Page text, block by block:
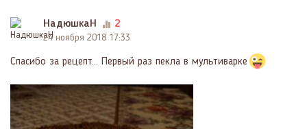
НадюшкаН 2
24 ноября 2018 17:33
Спасибо за рецепт... Первый раз пекла в мультиварке